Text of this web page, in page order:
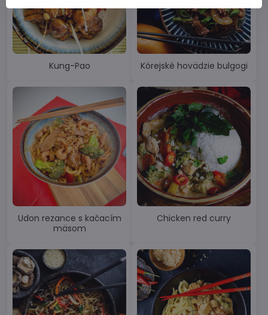
Kung-Pao Kórejské hovädzie bulgogi
Udon rezance s kačacím
mäsom
Chicken red curry